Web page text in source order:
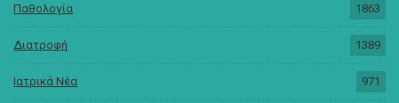
Παθολογία 1863
Διατροφή 1389
Ιατρικά Νέα 971